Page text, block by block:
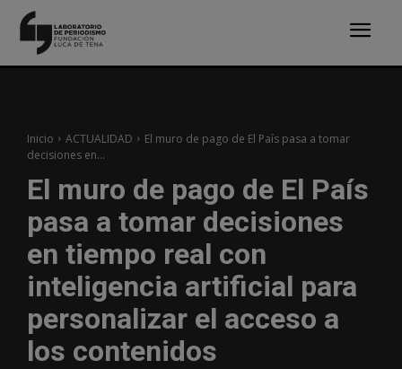
Inicio ACTUALIDAD
El muro de pago de El País pasa a tomar
decisiones en...
El muro de pago de El País
pasa a tomar decisiones
en tiempo real con
inteligencia artificial para
personalizar el acceso a
los contenidos